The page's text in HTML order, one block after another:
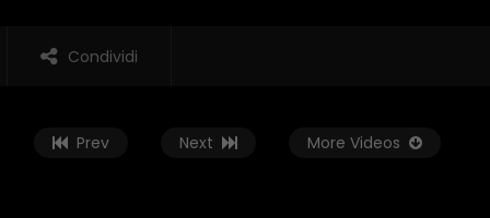
Condividi
Prev Next More Videos